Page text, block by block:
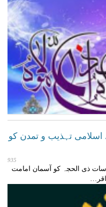
اسلامی تہذیب و تمدن کو
935
سات ذی الحجہ کو آسمان امامت